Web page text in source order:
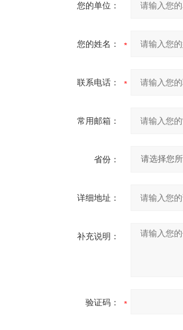
您的单位：
您的姓名：
联系电话：
常用邮箱：
省份：
详细地址：
补充说明：
验证码：